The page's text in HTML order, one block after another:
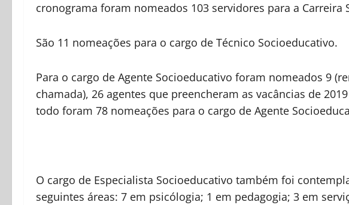
cronograma foram nomeados 103 servidores para a Carreira
São 11 nomeações para o cargo de Técnico Socioeducativo.
Para o cargo de Agente Socioeducativo foram nomeados 9
chamada), 26 agentes que preencheram as vacâncias de
todo foram 78 nomeações para o cargo de Agente
O cargo de Especialista Socioeducativo também foi
seguintes áreas: 7 em psicólogia; 1 em pedagogia; 3 em